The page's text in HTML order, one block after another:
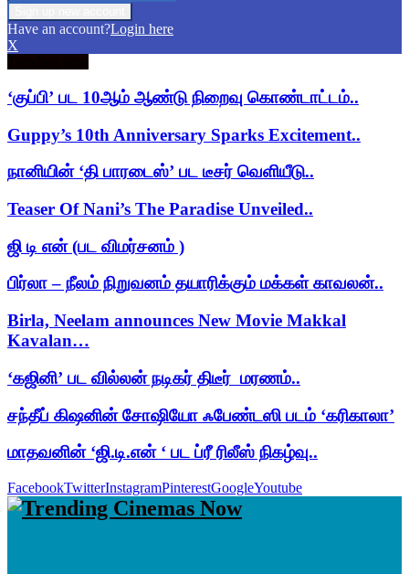
Have an account?Login here
X
‘குப்பி’ பட 10ஆம் ஆண்டு நிறைவு கொண்டாட்டம்..
Guppy’s 10th Anniversary Sparks Excitement..
நானியின் ‘தி பாரடைஸ்’ பட டீசர் வெளியீடு..
Teaser Of Nani’s The Paradise Unveiled..
ஜி டி என் (பட விமர்சனம் )
பிர்லா – நீலம் நிறுவனம் தயாரிக்கும் மக்கள் காவலன்..
Birla, Neelam announces New Movie Makkal
Kavalan…
‘கஜினி’ பட வில்லன் நடிகர் திடீர் மரணம்..
சந்தீப் கிஷனின் சோஷியோ ஃபேண்டஸி படம் ‘கரிகாலா’
மாதவனின் ‘ஜி.டி.என் ‘ பட ப்ரீ ரிலீஸ் நிகழ்வு..
FacebookTwitterInstagramPinterestGoogleYoutube